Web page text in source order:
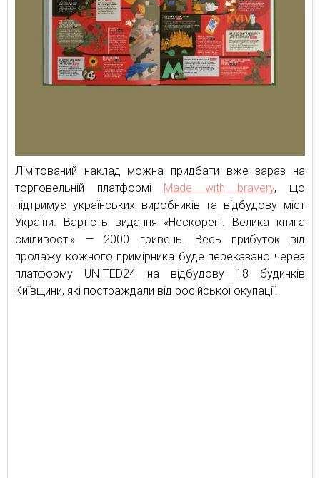
Лімітований наклад можна придбати вже зараз на
торговельній платформі Made with bravery, що
підтримує українських виробників та відбудову міст
України. Вартість видання «Нескорені. Велика книга
сміливості» — 2000 гривень. Весь прибуток від
продажу кожного примірника буде переказано через
платформу UNITED24 на відбудову 18 будинків
Київщини, які постраждали від російської окупації.